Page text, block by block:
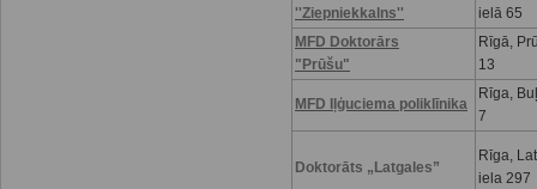
''Ziepniekkalns''
ielā 65
MFD Doktorārs
"Prūšu"
Rīgā,
13
MFD Iļģuciema poliklīnika
Rīga,
7
Doktorāts „Latgales”
Rīga,
iela 297